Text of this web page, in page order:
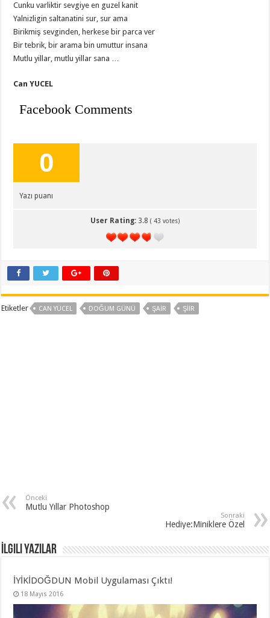
Cunku varliktir sevgiye en guzel kanit
Yalnizligin saltanatini sur, sur ama
Birikmiş sevginden, herkese bir parca ver
Bir tebrik, bir arama bin umuttur insana
Mutlu yillar, mutlu yillar sana …
Can YUCEL
Facebook Comments
0
Yazı puanı
User Rating: 3.8 ( 43 votes)
Etiketler CAN YÜCEL DOĞUM GÜNÜ ŞAIR ŞIIR
Önceki
Mutlu Yıllar Photoshop
Sonraki
Hediye:Miniklere Özel
İlgili Yazılar
İYİKİDOĞDUN Mobil Uygulaması Çıktı!
18 Mayıs 2016